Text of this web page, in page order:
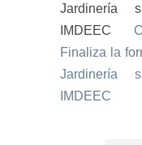
Jardinería
IMDEEC
Finaliza la
Jardinería
IMDEEC